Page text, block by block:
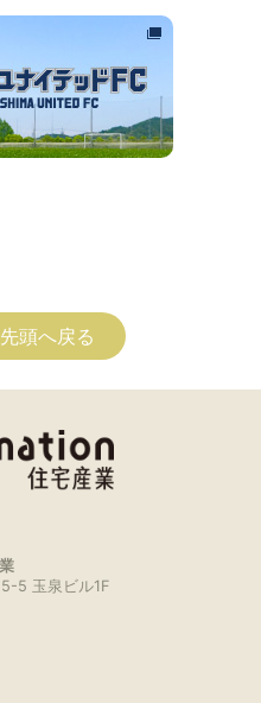
頭へ戻る
5 玉泉ビル1F